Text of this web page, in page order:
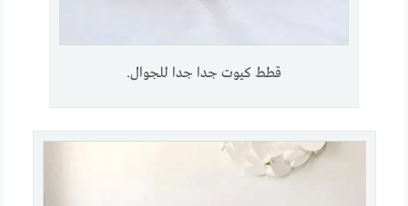
قطط كيوت جدا جدا للجوال.